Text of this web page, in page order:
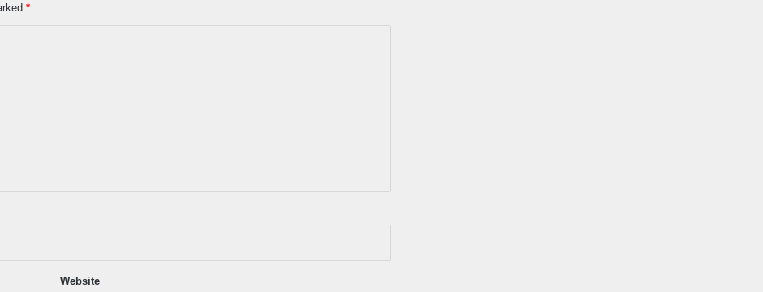
*
Website